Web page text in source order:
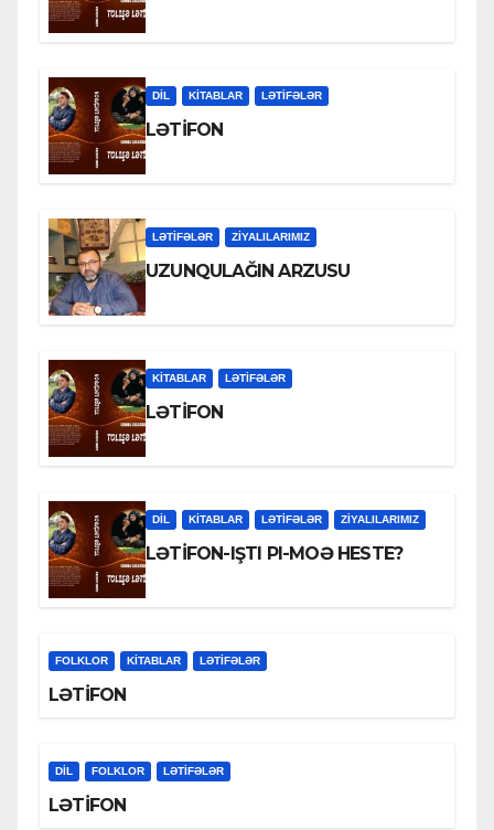
DİL KİTABLAR LƏTIFƏLƏR
LƏTİFON
LƏTIFƏLƏR ZİYALILARIMIZ
UZUNQULAĞIN ARZUSU
KİTABLAR LƏTIFƏLƏR
LƏTİFON
DİL KİTABLAR LƏTIFƏLƏR ZİYALILARIMIZ
LƏTİFON-IŞTI PI-MOƏ HESTE?
FOLKLOR KİTABLAR LƏTIFƏLƏR
LƏTİFON
DİL FOLKLOR LƏTIFƏLƏR
LƏTİFON